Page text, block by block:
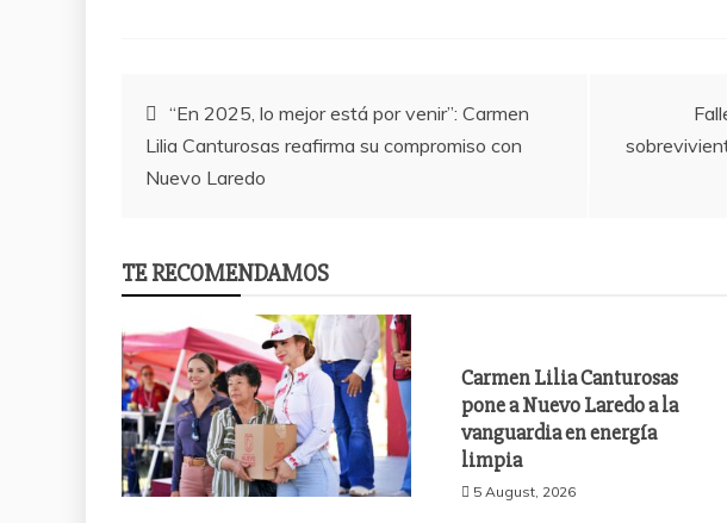
Post
navigation
“En 2025, lo mejor está por venir”: Carmen
Lilia Canturosas reafirma su compromiso con
Nuevo Laredo
TE RECOMENDAMOS
Carmen Lilia Canturosas
pone a Nuevo Laredo a la
vanguardia en energía
limpia
5 August, 2026